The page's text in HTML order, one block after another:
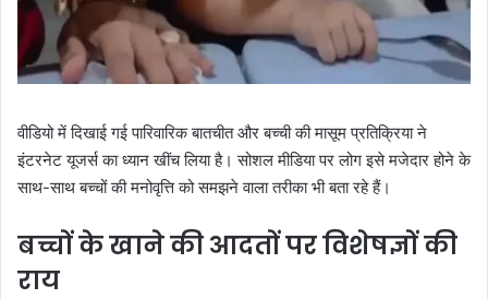
वीडियो में दिखाई गई पारिवारिक बातचीत और बच्ची की मासूम प्रतिक्रिया ने
इंटरनेट यूजर्स का ध्यान खींच लिया है। सोशल मीडिया पर लोग इसे मजेदार होने के
साथ-साथ बच्चों की मनोवृत्ति को समझने वाला तरीका भी बता रहे हैं।
बच्चों के खाने की आदतों पर विशेषज्ञों की
राय